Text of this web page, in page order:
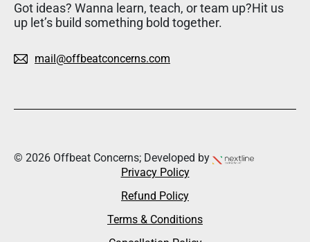
Got ideas? Wanna learn, teach, or team up?Hit us
up let’s build something bold together.
mail@offbeatconcerns.com
© 2026 Offbeat Concerns; Developed by
Privacy Policy
Refund Policy
Terms & Conditions